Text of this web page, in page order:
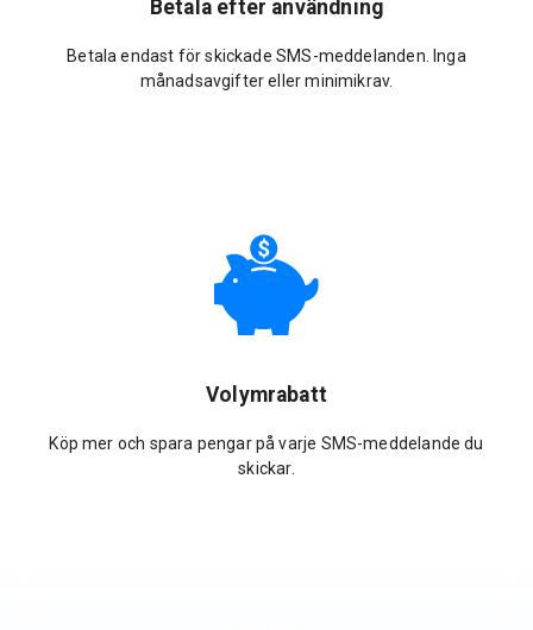
Betala efter användning
Betala endast för skickade SMS-meddelanden. Inga
månadsavgifter eller minimikrav.
Volymrabatt
Köp mer och spara pengar på varje SMS-meddelande du
skickar.